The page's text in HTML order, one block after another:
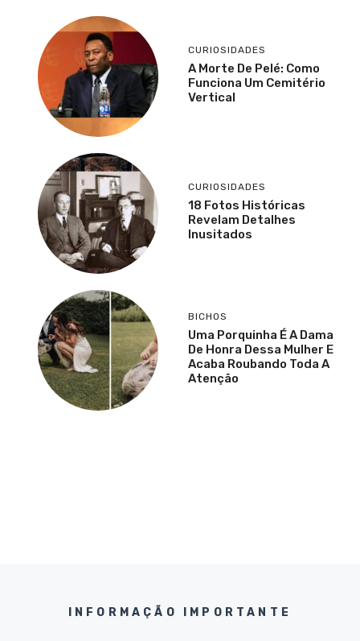
CURIOSIDADES
A Morte De Pelé: Como
Funciona Um Cemitério
Vertical
CURIOSIDADES
18 Fotos Históricas
Revelam Detalhes
Inusitados
BICHOS
Uma Porquinha É A Dama
De Honra Dessa Mulher E
Acaba Roubando Toda A
Atenção
INFORMAÇÃO IMPORTANTE